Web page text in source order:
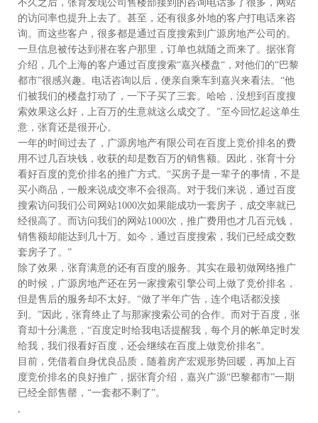
不久之后，张育发现公司售楼部接到的咨询电话多了很多，网站
的访问率也提升上去了。甚至，还有很多外地的客户打电话来咨
询。而这些客户，很多都是通过百度搜索到广源房地产公司的。
一旦信息被传达到潜在客户那里，订单也就随之而来了。据张育
介绍，几个上海的客户通过百度搜索“嘉兴楼盘“，对他们的“巴黎
都市”很感兴趣。电话咨询以后，便亲自乘车到嘉兴来看法。“他
们被我们的楼盘打动了，一下子买了三套。哈哈，没想到百度搜
索效果这么好，上百万的生意就这么成交了。”至今回忆起这单生
意，张育还是很开心。
一年的时间过去了，广源房地产有限公司在百度上竞价排名的费
用不过几百块钱，收获的却是数百万的销售额。因此，张育十分
看好百度的竞价排名的推广方式。“买房子是一辈子的事情，不是
买小商品，一般来说成交率不会很高。对于我们来说，通过百度
搜索访问我们公司网站1000次如果能成功一套房子，成交率就已
经很高了。而访问我们的网站1000次，推广费用也才几百元钱，
销售额却能达到几十万。如今，通过百度搜索，我们已经成交数
套房子了。”
除了效果，张育满意的还有百度的服务。其实在最初做网络推广
的时候，广源房地产还在另一家搜索引擎公司上做了竞价排名，
但是售后的服务却不太好。“做了半年广告，连个电话都没接
到。”因此，张育终止了与那家搜索公司的合作。而对于百度，张
育却十分满意，“百度定时给我电话提醒我，每个月的帐单定时发
给我，我们很看好百度，还会继续在百度上做竞价排名”。
目前，凭借着自身优良品质，随着房产宏观形势回暖，再加上百
度竞价排名的良好推广，据张育介绍，嘉兴广源“巴黎都市”一期
已经全部售罄，“一套都不剩了”。
,